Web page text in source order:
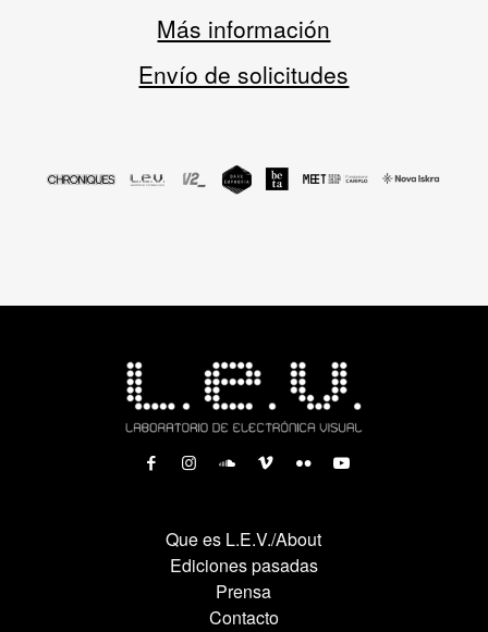
Más información
Envío de solicitudes
Que es L.E.V./About
Ediciones pasadas
Prensa
Contacto